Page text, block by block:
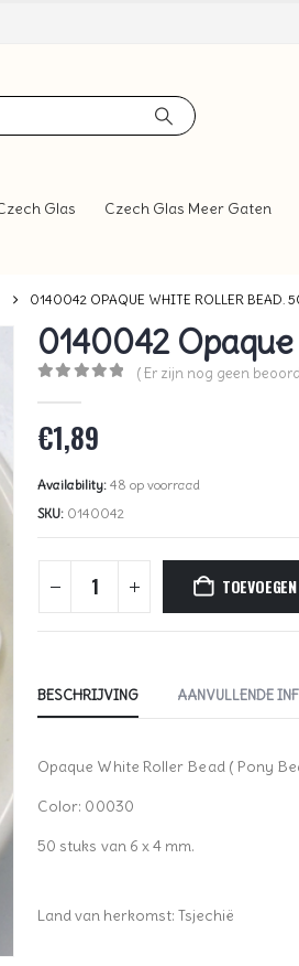
Glas Czech Glas Meer Gaten
0140042 OPAQUE WHITE ROLLER BEAD.
0140042
( Er zijn nog geen
€1,89
Availability: 48 op voorraad
SKU: 0140042
BESCHRIJVING AANVULLENDE
Opaque White Roller Bead ( Pony
Color: 00030
50 stuks van 6 x 4 mm.
Land van herkomst: Tsjechië